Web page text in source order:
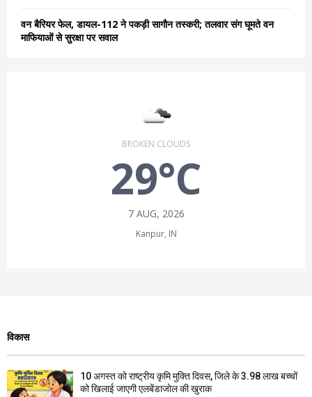
वन बैरियर फेल, डायल-112 ने पकड़ी सागौन तस्करी; तलवार संग घूमते वन
माफियाओं से सुरक्षा पर सवाल
BROKEN CLOUDS
29°C
7 AUG, 2026
Kanpur, IN
विकास
10 अगस्त को राष्ट्रीय कृमि मुक्ति दिवस, जिले के 3.98 लाख बच्चों
को खिलाई जाएगी एलबेंडाजोल की खुराक